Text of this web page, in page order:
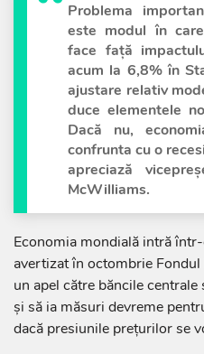
Problema
este modul în
face faţă
acum la 6,8% în
ajustare relativ
duce elementele
Dacă nu,
confrunta cu o
apreciază
McWilliams.
Economia mondială intră
avertizat în octombrie
un apel către băncile
şi să ia măsuri devreme
dacă presiunile preţurilor se